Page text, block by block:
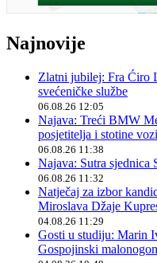
Najnovije
Zlatni jubilej: Fra Ćiro
svećeničke službe
06.08.26 12:05
Najava: Treći BMW
posjetitelja i stotine
06.08.26 11:38
Najava: Sutra
06.08.26 11:32
Natječaj za izbor
Miroslava Džaje
04.08.26 11:29
Gosti u studiju: Marin
Gospojinski